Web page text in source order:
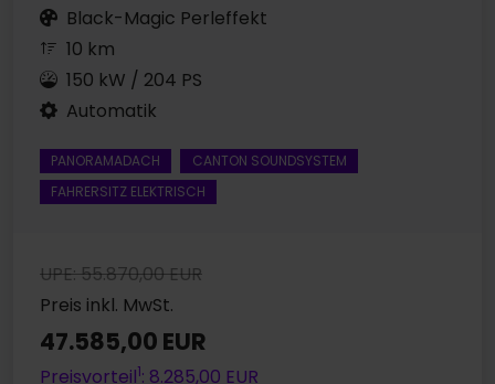
Black-Magic Perleffekt
10 km
150 kW / 204 PS
Automatik
PANORAMADACH
CANTON SOUNDSYSTEM
FAHRERSITZ ELEKTRISCH
UPE: 55.870,00 EUR
Preis inkl. MwSt.
47.585,00 EUR
Preisvorteil1: 8.285,00 EUR